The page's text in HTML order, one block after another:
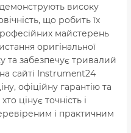
високу
що робить їх
майстерень
оригінальної
та забезпечує тривалий
сайті Instrument24
офіційну гарантію та
цінує точність і
і практичним